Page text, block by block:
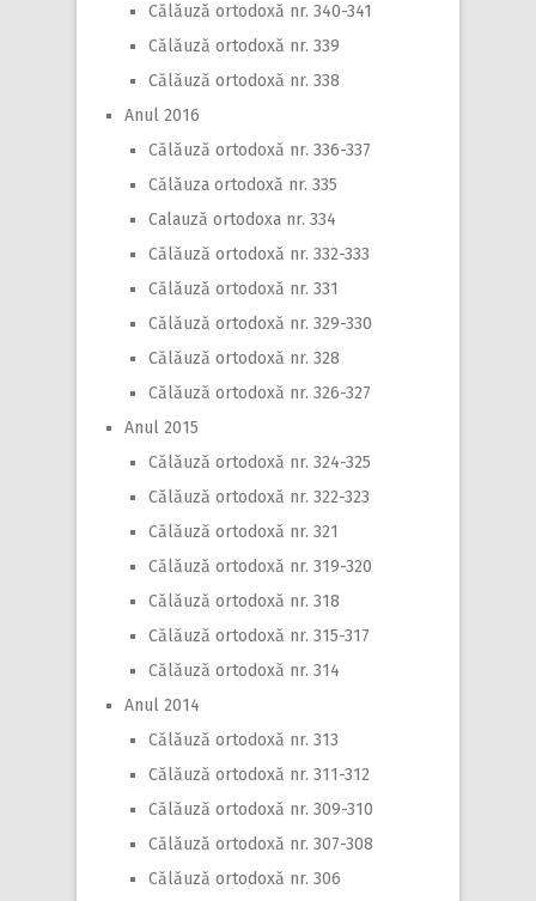
Călăuză ortodoxă nr. 340-341
Călăuză ortodoxă nr. 339
Călăuză ortodoxă nr. 338
Anul 2016
Călăuză ortodoxă nr. 336-337
Călăuza ortodoxă nr. 335
Calauză ortodoxa nr. 334
Călăuză ortodoxă nr. 332-333
Călăuză ortodoxă nr. 331
Călăuză ortodoxă nr. 329-330
Călăuză ortodoxă nr. 328
Călăuză ortodoxă nr. 326-327
Anul 2015
Călăuză ortodoxă nr. 324-325
Călăuză ortodoxă nr. 322-323
Călăuză ortodoxă nr. 321
Călăuză ortodoxă nr. 319-320
Călăuză ortodoxă nr. 318
Călăuză ortodoxă nr. 315-317
Călăuză ortodoxă nr. 314
Anul 2014
Călăuză ortodoxă nr. 313
Călăuză ortodoxă nr. 311-312
Călăuză ortodoxă nr. 309-310
Călăuză ortodoxă nr. 307-308
Călăuză ortodoxă nr. 306